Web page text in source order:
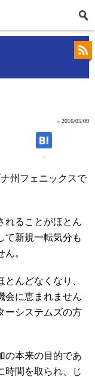
» 2016/05/09
-
州フェニックスで
れることがほとん
て新規一転気分も
。
とんどなくなり、
会に恵まれません
ーシステムズの方
の本来の目的であ
時間を取られ、じ